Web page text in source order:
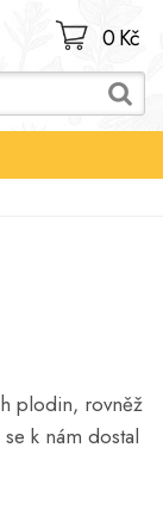
0 Kč
plodin, rovněž
k nám dostal